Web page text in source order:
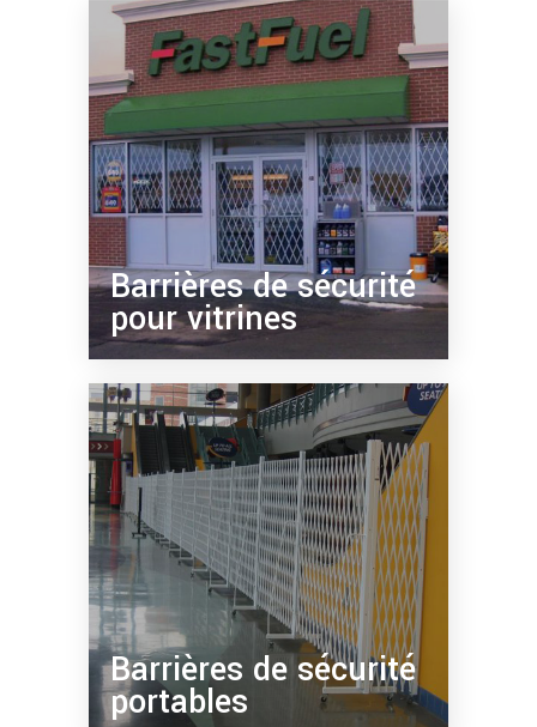
Barrières de sécurité
pour vitrines
Barrières de sécurité
portables